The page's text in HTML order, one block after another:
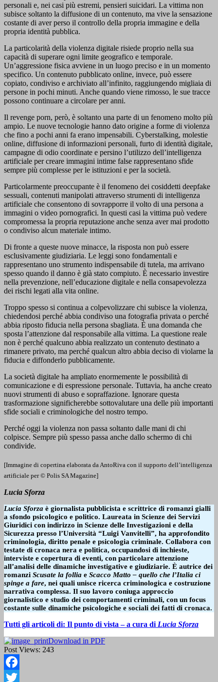
personali e, nei casi più estremi, pensieri suicidari. La vittima non
subisce soltanto la diffusione di un contenuto, ma vive la sensazione
costante di aver perso il controllo della propria immagine e della
propria identità pubblica.
La particolarità della violenza digitale risiede proprio nella sua
capacità di superare ogni limite geografico e temporale.
Un’aggressione fisica avviene in un luogo preciso e in un momento
specifico. Un contenuto pubblicato online, invece, può essere
copiato, condiviso e archiviato all’infinito, raggiungendo migliaia di
persone in pochi minuti. Anche quando viene rimosso, le sue tracce
possono continuare a circolare per anni.
Il revenge porn, però, è soltanto una parte di un fenomeno molto più
ampio. Le nuove tecnologie hanno dato origine a forme di violenza
che fino a pochi anni fa erano impensabili. Cyberstalking, molestie
online, diffusione di informazioni personali, furto di identità digitale,
campagne di odio coordinate e persino l’utilizzo dell’intelligenza
artificiale per creare immagini intime false rappresentano sfide
sempre più complesse per le istituzioni e per la società.
Particolarmente preoccupante è il fenomeno dei cosiddetti deepfake
sessuali, contenuti manipolati attraverso strumenti di intelligenza
artificiale che consentono di sovrapporre il volto di una persona a
immagini o video pornografici. In questi casi la vittima può vedere
compromessa la propria reputazione anche senza aver mai prodotto
o condiviso alcun materiale intimo.
Di fronte a queste nuove minacce, la risposta non può essere
esclusivamente giudiziaria. Le leggi sono fondamentali e
rappresentano uno strumento indispensabile di tutela, ma arrivano
spesso quando il danno è già stato compiuto. È necessario investire
nella prevenzione, nell’educazione digitale e nella consapevolezza
dei rischi legati alla vita online.
Troppo spesso si continua a colpevolizzare chi subisce la violenza,
chiedendosi perché abbia condiviso una fotografia privata o perché
abbia riposto fiducia nella persona sbagliata. È una domanda che
sposta l’attenzione dal responsabile alla vittima. La questione reale
non è perché qualcuno abbia realizzato un contenuto destinato a
rimanere privato, ma perché qualcun altro abbia deciso di violarne la
fiducia e diffonderlo pubblicamente.
La società digitale ha ampliato enormemente le possibilità di
comunicazione e di espressione personale. Tuttavia, ha anche creato
nuovi strumenti di abuso e sopraffazione. Ignorare questa
trasformazione significherebbe sottovalutare una delle più importanti
sfide sociali e criminologiche del nostro tempo.
Perché oggi la violenza non passa soltanto dalle mani di chi
colpisce. Sempre più spesso passa anche dallo schermo di chi
condivide.
[Immagine di copertina elaborata da AntoRiva con il supporto dell’intelligenza
artificiale per © Polis SA Magazine]
Lucia Sforza
Lucia Sforza è giornalista pubblicista e scrittrice di romanzi gialli
a sfondo psicologico e politico. Laureata in Scienze dei Servizi
Giuridici con indirizzo in Scienze delle Investigazioni e della
Sicurezza presso l’Università “Luigi Vanvitelli”, ha approfondito
criminologia, diritto penale e psicologia criminale. Collabora con
testate di cronaca nera e politica, occupandosi di inchieste,
interviste e copertura di eventi, con particolare attenzione
all’analisi delle dinamiche investigative e giudiziarie. È autrice dei
romanzi Scusate la follia e Scacco Matto – quello che l’Italia ci
spinge a fare, nei quali unisce ricerca criminologica e costruzione
narrativa complessa. Il suo lavoro coniuga approccio
giornalistico e studio dei comportamenti criminali, con un focus
costante sulle dinamiche psicologiche e sociali dei fatti di cronaca.
Tutti gli articoli di: Il punto di vista – a cura di Lucia Sforza
Download in PDF
Post Views: 243
Facebook